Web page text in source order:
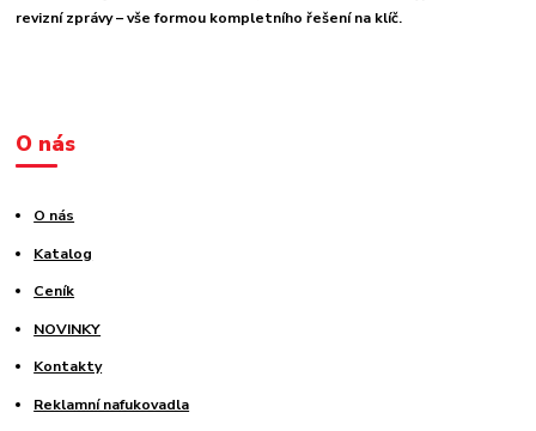
revizní zprávy – vše formou kompletního řešení na klíč.
O nás
O nás
Katalog
Ceník
NOVINKY
Kontakty
Reklamní nafukovadla